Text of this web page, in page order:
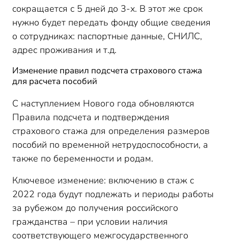
сокращается с 5 дней до 3-х. В этот же срок
нужно будет передать фонду общие сведения
о сотрудниках: паспортные данные, СНИЛС,
адрес проживания и т.д.
Изменение правил подсчета страхового стажа
для расчета пособий
С наступлением Нового года обновляются
Правила подсчета и подтверждения
страхового стажа для определения размеров
пособий по временной нетрудоспособности, а
также по беременности и родам.
Ключевое изменение: включению в стаж с
2022 года будут подлежать и периоды работы
за рубежом до получения российского
гражданства – при условии наличия
соответствующего межгосударственного